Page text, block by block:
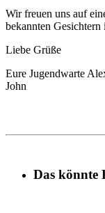
Wir freuen uns auf
bekannten
Liebe Grüße
Eure Jugendwarte
John
Das könnte